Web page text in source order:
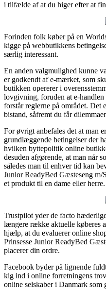
i tilfælde af at du higer efter at
Forinden folk køber på en
kigge på webbutikkens
særlig interessant.
En anden valgmulighed kunne
er godkendt af e-mærket, som
butikken opererer i
lovgivning, foruden at e-handlen
forstår reglerne på området. Det
bistand, såfremt du får
For øvrigt anbefales det at man
grundlæggende betingelser der
hvilken byttepolitik online
desuden afgørende, at man når
således man til enhver tid kan
Junior ReadyBed Gæsteseng m/
et produkt til en dame eller herre.
Trustpilot yder de facto
længere række aktuelle køberes
hjælp, at du evaluerer online
Prinsesse Junior ReadyBed
placerer din ordre.
Facebook byder på lignende
kig ind i online forretningens
online selskaber i Danmark